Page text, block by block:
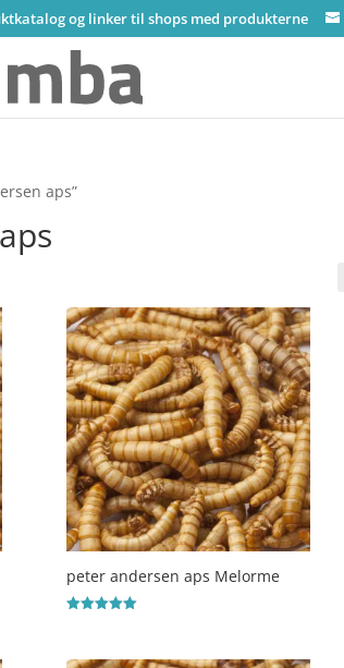
og linker til shops med produkterne
aps”
peter andersen aps Melorme